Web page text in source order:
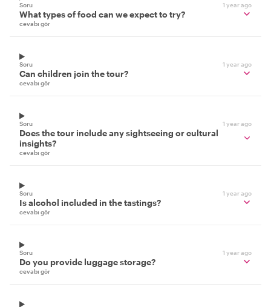
Soru 1 year ago
What types of food can we expect to try?
cevabı gör
Soru 1 year ago
Can children join the tour?
cevabı gör
Soru 1 year ago
Does the tour include any sightseeing or cultural
insights?
cevabı gör
Soru 1 year ago
Is alcohol included in the tastings?
cevabı gör
Soru 1 year ago
Do you provide luggage storage?
cevabı gör